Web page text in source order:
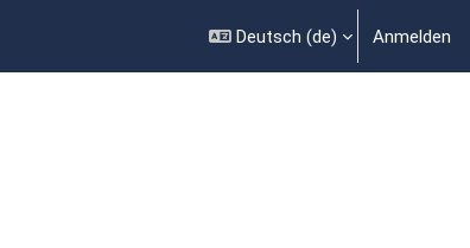
Deutsch ‎(de)‎ Anmelden